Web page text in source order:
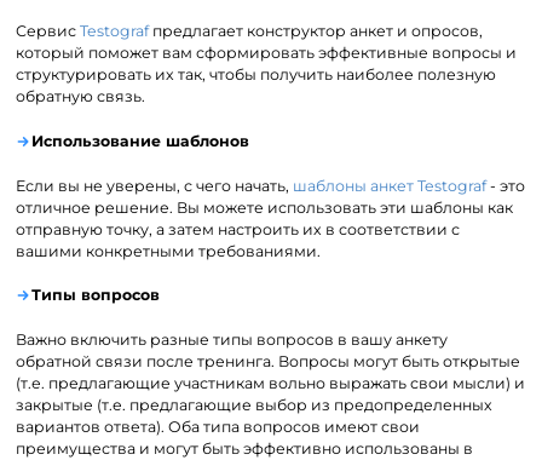
СервисTestografпредлагает конструктор анкет и опросов,
который поможет вам сформировать эффективные вопросы и
структурировать их так, чтобы получить наиболее полезную
обратную связь.
Использование шаблонов
Если вы не уверены, с чего начать, шаблоны анкет Testograf- это
отличное решение. Вы можете использовать эти шаблоны как
отправную точку, а затем настроить их в соответствии с
вашими конкретными требованиями.
Типы вопросов
Важно включить разные типы вопросов в вашу анкету
обратной связи после тренинга. Вопросы могут быть открытые
(т.е. предлагающие участникам вольно выражать свои мысли) и
закрытые (т.е. предлагающие выбор из предопределенных
вариантов ответа). Оба типа вопросов имеют свои
преимущества и могут быть эффективно использованы в